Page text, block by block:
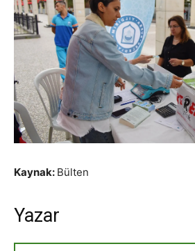
Kaynak: Bülten
Yazar